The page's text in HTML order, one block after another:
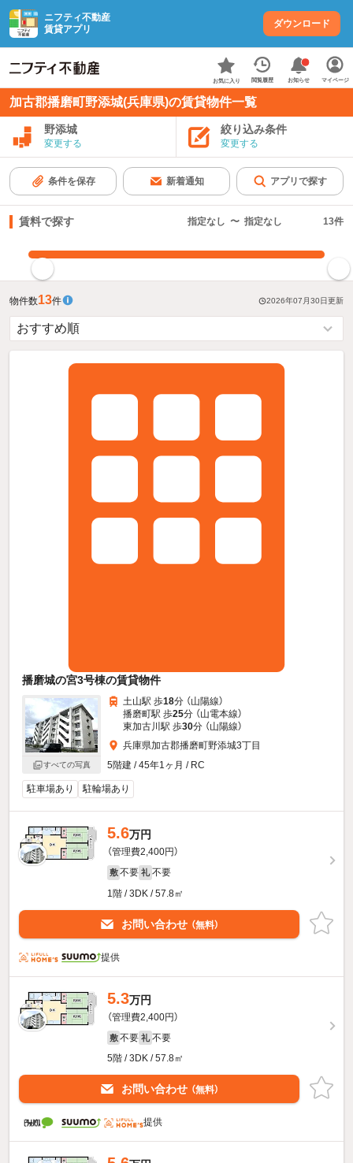
ニフティ不動産
賃貸アプリ
ダウンロード
お気に入り 閲覧履歴 お知らせ マイページ
加古郡播磨町野添城(兵庫県)の賃貸物件一覧
野添城
変更する
絞り込み条件
変更する
条件を保存 新着通知 アプリで探す
賃料で探す 指定なし 〜 指定なし 13件
物件数13件 2026年07月30日更新
播磨城の宮3号棟の賃貸物件
すべての写真
土山駅 歩18分 （山陽線）
播磨町駅 歩25分 （山電本線）
東加古川駅 歩30分 （山陽線）
兵庫県加古郡播磨町野添城3丁目
5階建 / 45年1ヶ月 / RC
駐車場あり 駐輪場あり
5.6万円
（管理費2,400円）
敷 不要 礼 不要
1階 / 3DK / 57.8㎡
お問い合わせ （無料）
提供
5.3万円
（管理費2,400円）
敷 不要 礼 不要
5階 / 3DK / 57.8㎡
お問い合わせ （無料）
提供